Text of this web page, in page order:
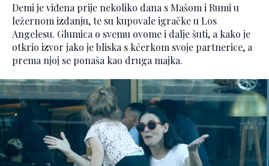
Demi je viđena prije nekoliko dana s Mašom i Rumi u
ležernom izdanju, te su kupovale igračke u Los
Angelesu. Glumica o svemu ovome i dalje šuti, a kako je
otkrio izvor jako je bliska s kćerkom svoje partnerice, a
prema njoj se ponaša kao druga majka.